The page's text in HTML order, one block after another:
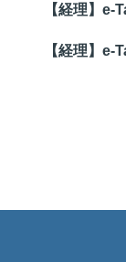
【経理】e-
【経理】e-